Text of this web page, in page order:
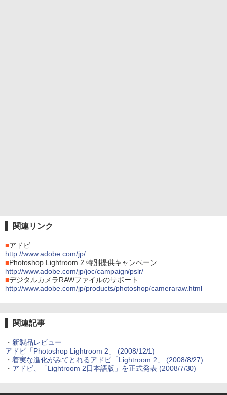
関連リンク
■アドビ
http://www.adobe.com/jp/
■Photoshop Lightroom 2 特別提供キャンペーン
http://www.adobe.com/jp/joc/campaign/pslr/
■デジタルカメラRAWファイルのサポート
http://www.adobe.com/jp/products/photoshop/cameraraw.html
関連記事
・ 新製品レビュー
アドビ「Photoshop Lightroom 2」 (2008/12/1)
・ 着実な進化がみてとれるアドビ「Lightroom 2」 (2008/8/27)
・ アドビ、「Lightroom 2日本語版」を正式発表 (2008/7/30)